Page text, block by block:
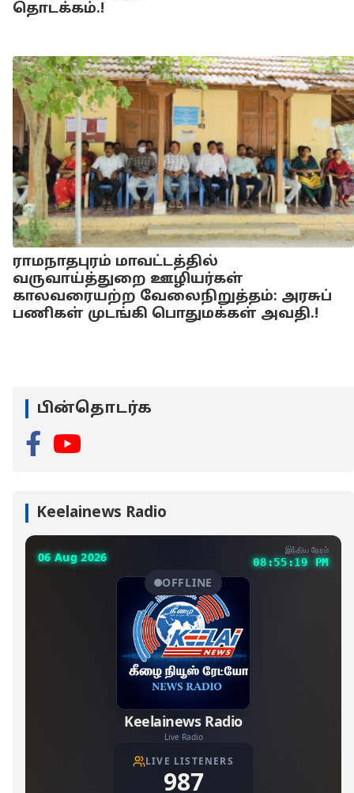
தொடக்கம்.!
ராமநாதபுரம் மாவட்டத்தில்
வருவாய்த்துறை ஊழியர்கள்
காலவரையற்ற வேலைநிறுத்தம்: அரசுப்
பணிகள் முடங்கி பொதுமக்கள் அவதி.!
பின்தொடர்க
Keelainews Radio